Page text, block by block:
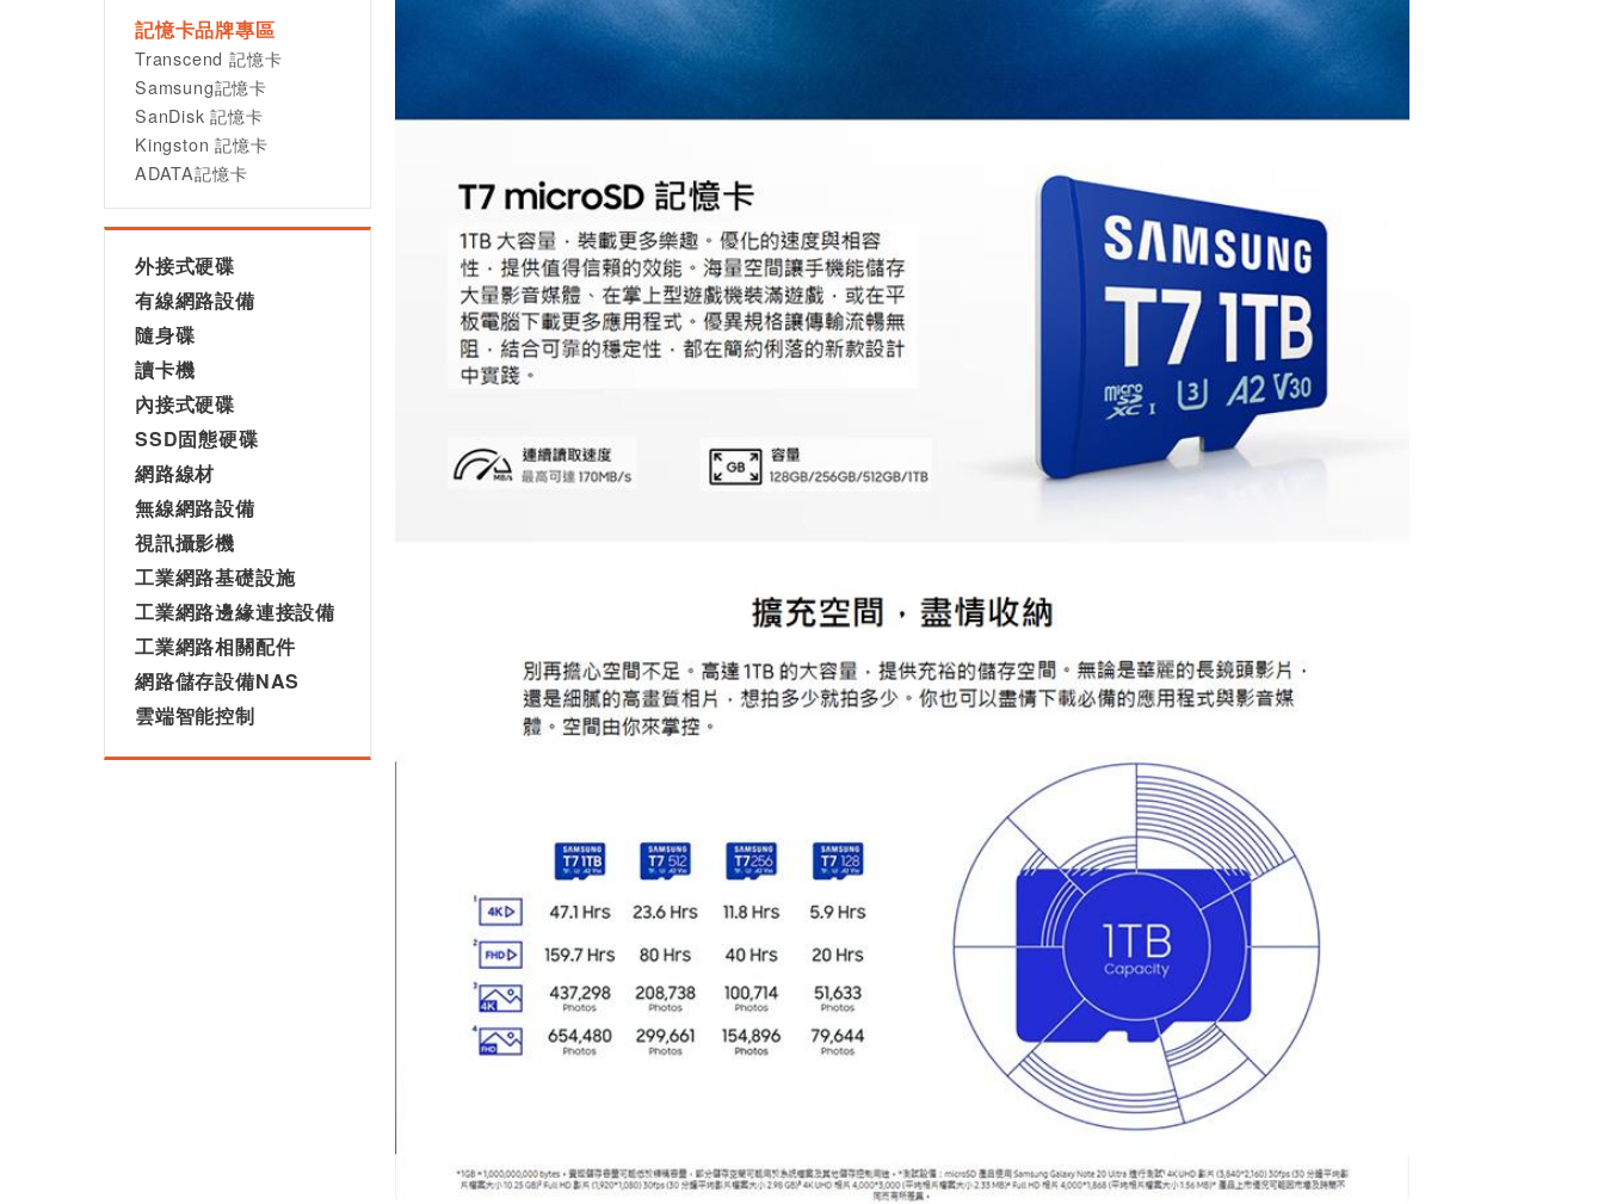
記憶卡品牌專區
Transcend 記憶卡
Samsung記憶卡
SanDisk 記憶卡
Kingston 記憶卡
ADATA記憶卡
外接式硬碟
有線網路設備
隨身碟
讀卡機
內接式硬碟
SSD固態硬碟
網路線材
無線網路設備
視訊攝影機
工業網路基礎設施
工業網路邊緣連接設備
工業網路相關配件
網路儲存設備NAS
雲端智能控制